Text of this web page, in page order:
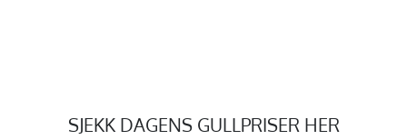
SJEKK DAGENS GULLPRISER HER